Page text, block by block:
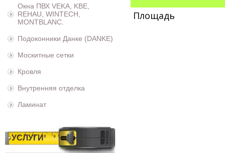
Окна ПВХ VEKA, KBE,
REHAU, WINTECH,
MONTBLANC.
Подоконники Данке (DANKE)
Москитные сетки
Кровля
Внутренняя отделка
Ламинат
УСЛУГИ
Площадь